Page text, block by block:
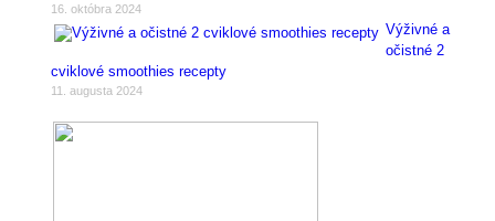
16. októbra 2024
Výživné a
očistné 2
cviklové smoothies recepty
11. augusta 2024